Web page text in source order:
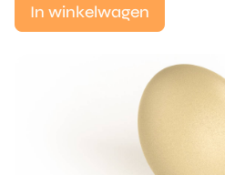
In winkelwagen